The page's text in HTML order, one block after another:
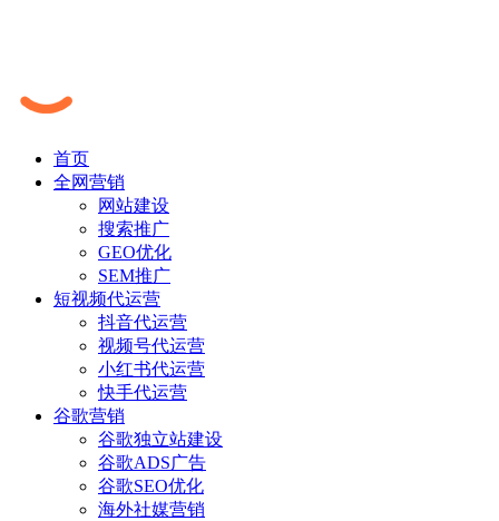
首页
全网营销
网站建设
搜索推广
GEO优化
SEM推广
短视频代运营
抖音代运营
视频号代运营
小红书代运营
快手代运营
谷歌营销
谷歌独立站建设
谷歌ADS广告
谷歌SEO优化
海外社媒营销